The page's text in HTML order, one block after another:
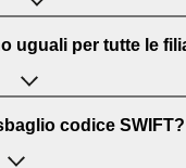
per “Society for
pagamenti tra
“Bank Identifier
uguali per tutte le
In alcuni casi le
codice SWIFT?